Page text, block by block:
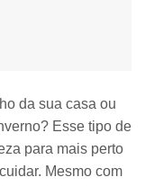
da sua casa ou
Esse tipo de
para mais perto
Mesmo com